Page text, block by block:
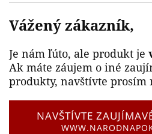
Vážený zákazník,
Je nám ľúto, ale produkt je
Ak máte záujem o iné
produkty, navštívte prosím
NAVŠTÍVTE